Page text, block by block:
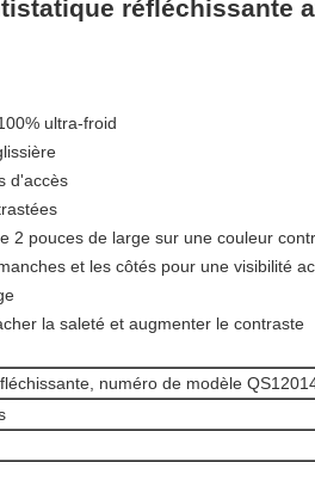
réfléchissante
ultra-froid
d'accès
2 pouces de large sur une couleur
et les côtés pour une visibilité
la saleté et augmenter le contraste
numéro de modèle